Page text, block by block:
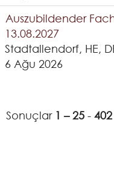
Auszubildender
13.08.2027
Stadtallendorf, HE,
6 Ağu 2026
Sonuçlar 1 – 25 - 402